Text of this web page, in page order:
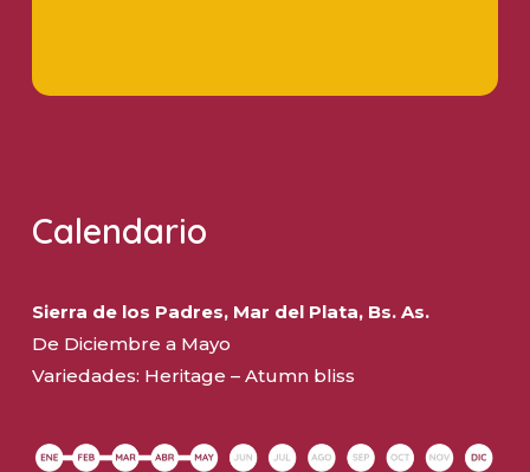
Calendario
Sierra de los Padres, Mar del Plata, Bs. As.
De Diciembre a Mayo
Variedades: Heritage – Atumn bliss